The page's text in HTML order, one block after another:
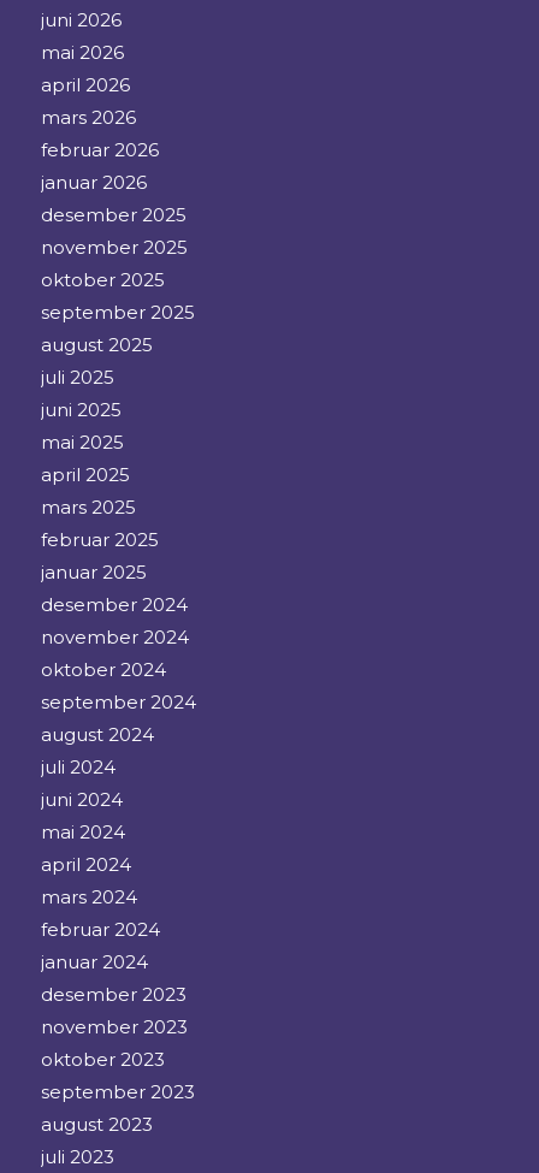
juni 2026
mai 2026
april 2026
mars 2026
februar 2026
januar 2026
desember 2025
november 2025
oktober 2025
september 2025
august 2025
juli 2025
juni 2025
mai 2025
april 2025
mars 2025
februar 2025
januar 2025
desember 2024
november 2024
oktober 2024
september 2024
august 2024
juli 2024
juni 2024
mai 2024
april 2024
mars 2024
februar 2024
januar 2024
desember 2023
november 2023
oktober 2023
september 2023
august 2023
juli 2023